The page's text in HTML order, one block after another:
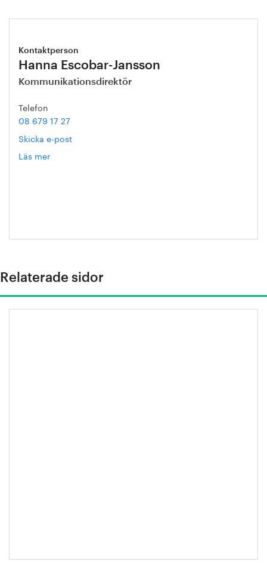
Kontaktperson
Hanna Escobar-Jansson
Kommunikationsdirektör
Telefon
08 679 17 27
Skicka e-post
Läs mer
Relaterade sidor